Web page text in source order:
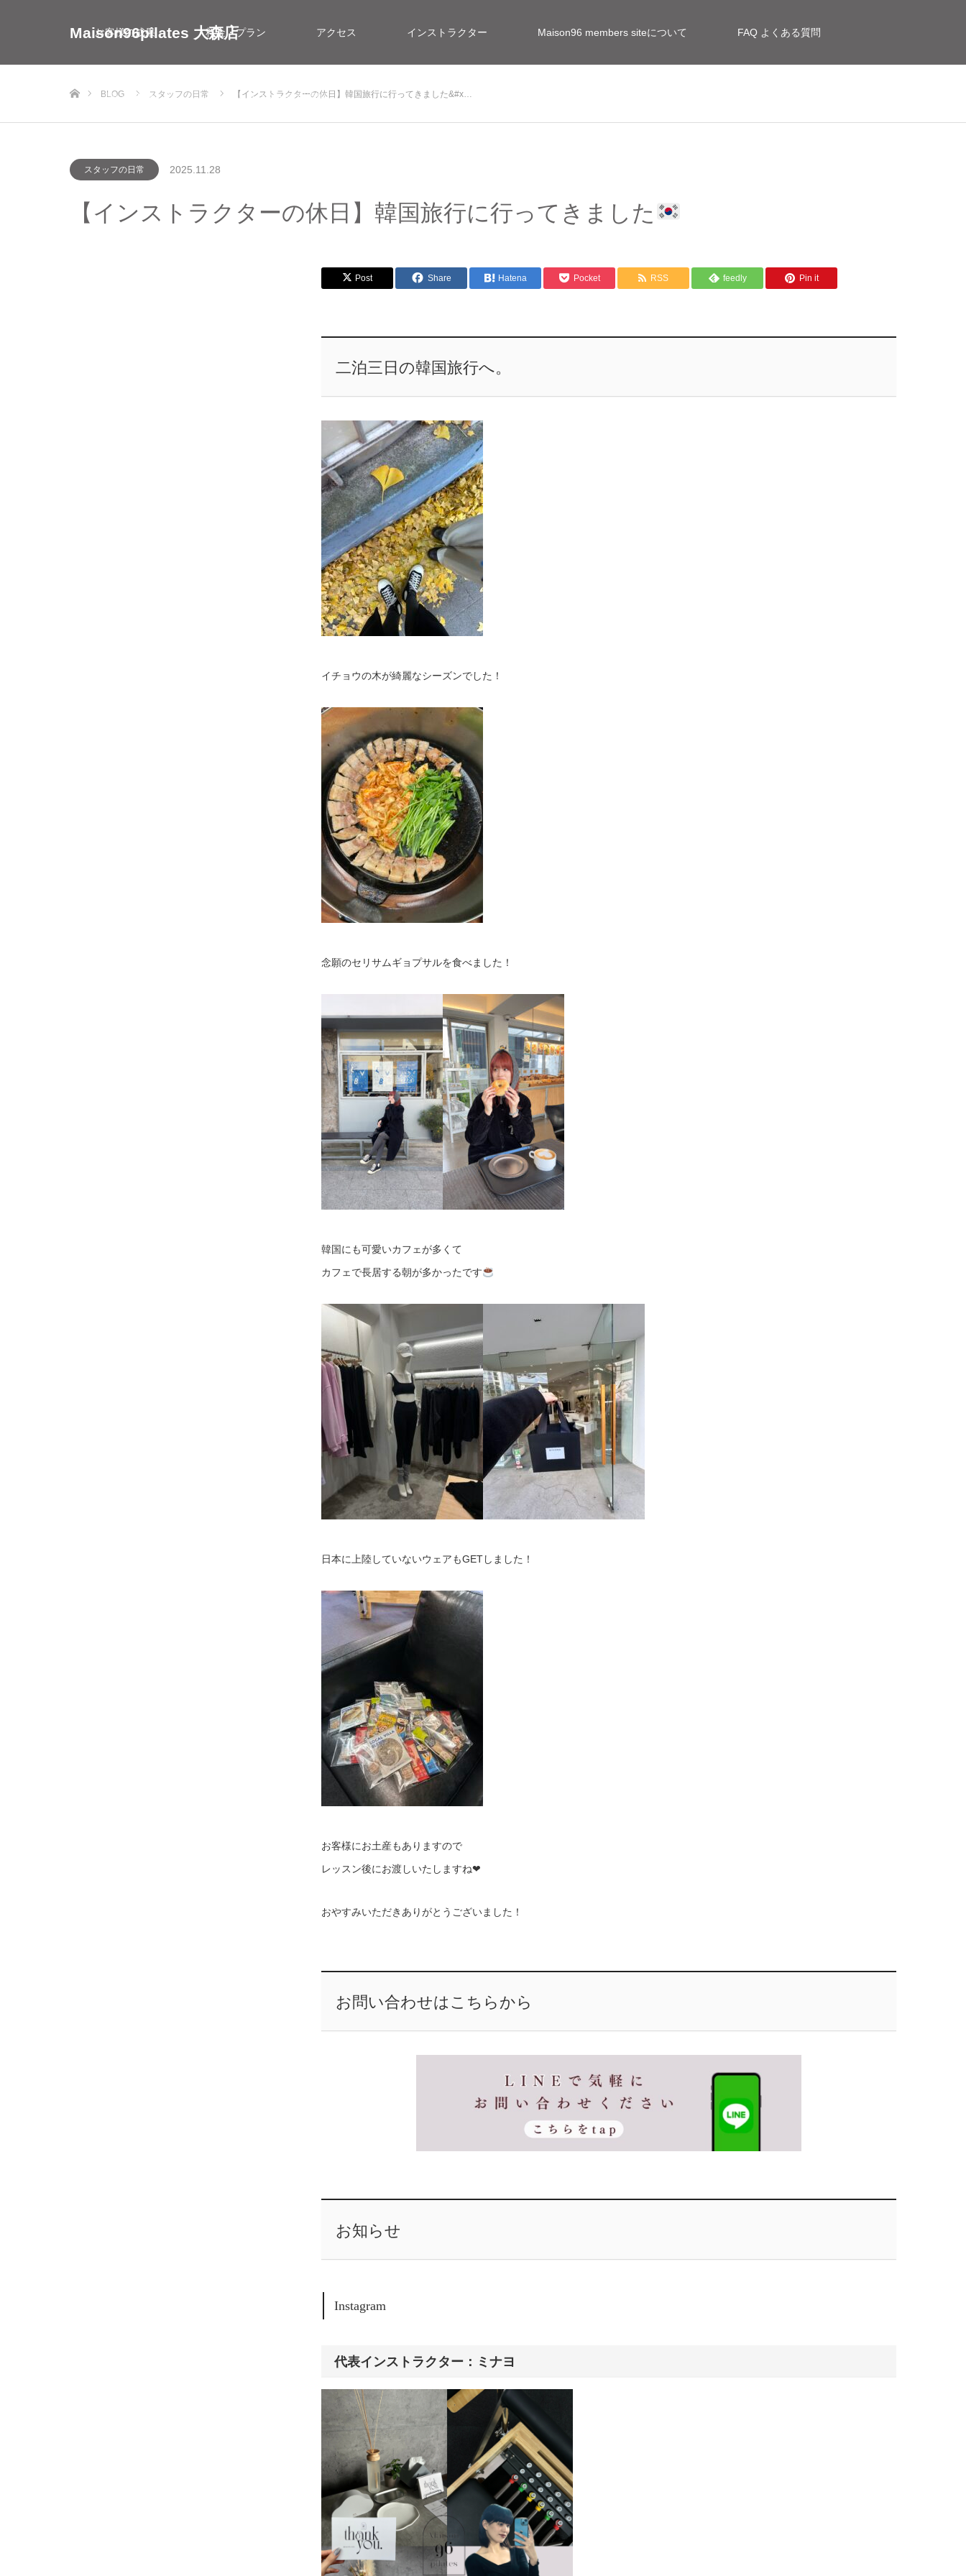
Maison96pilates 大森店
お客様の成果 料金・プラン アクセス インストラクター Maison96 members siteについて FAQ よくある質問
お問い合わせ インストラクター採用情報
BLOG スタッフの日常 【インストラクターの休日】韓国旅行に行ってきました&#x…
スタッフの日常 2025.11.28
【インストラクターの休日】韓国旅行に行ってきました
Post Share Hatena Pocket RSS feedly Pin it
二泊三日の韓国旅行へ。
イチョウの木が綺麗なシーズンでした！
念願のセリサムギョプサルを食べました！
韓国にも可愛いカフェが多くて
カフェで長居する朝が多かったです
日本に上陸していないウェアもGETしました！
お客様にお土産もありますので
レッスン後にお渡しいたしますね❤︎
おやすみいただきありがとうございました！
お問い合わせはこちらから
お知らせ
Instagram
代表インストラクター：ミナヨ